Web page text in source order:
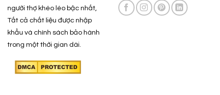
người thợ khéo léo bậc nhất,
Tất cả chất liệu được nhập
khẩu và chính sách bảo hành
trong một thời gian dài.